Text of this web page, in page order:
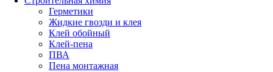
Герметики
Жидкие гвозди и клея
Клей обойный
Клей-пена
ПВА
Пена монтажная